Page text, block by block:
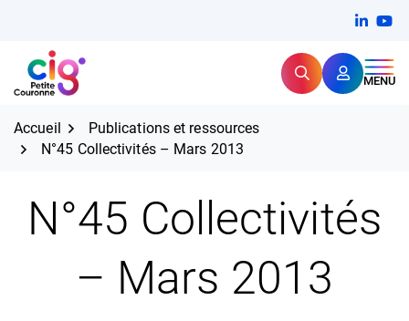
contenu
CIG Petite Couronne RechercherMENU
Expertise et proximité pour
Accueil
Publications et ressources
N°45 Collectivités – Mars 2013
N°45 Collectivités
– Mars 2013